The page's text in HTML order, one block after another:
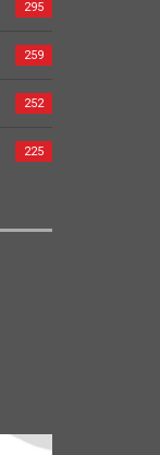
295
259
252
225